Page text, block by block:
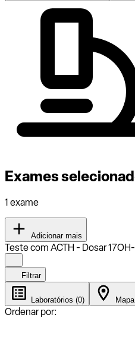
Exames
1 exame
Adicionar mais
Teste com ACTH - Dosar
Filtrar
Laboratórios (0) Mapa
Ordenar por: